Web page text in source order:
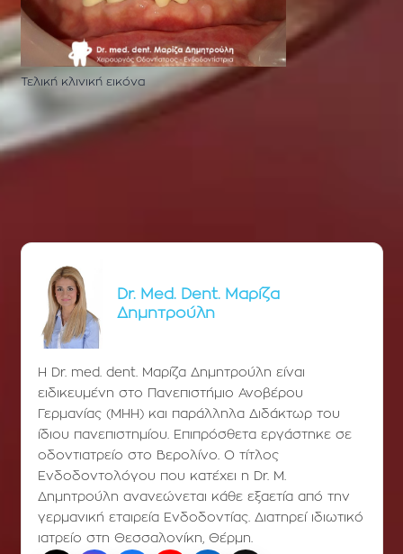
Τελική κλινική εικόνα
Dr. Med. Dent. Μαρίζα
Δημητρούλη
Η Dr. med. dent. Μαρίζα Δημητρούλη είναι
ειδικευμένη στο Πανεπιστήμιο Ανοβέρου
Γερμανίας (ΜΗΗ) και παράλληλα Διδάκτωρ του
ίδιου πανεπιστημίου. Επιπρόσθετα εργάστηκε σε
οδοντιατρείο στο Βερολίνο. Ο τίτλος
Ενδοδοντολόγου που κατέχει η Dr. Μ.
Δημητρούλη ανανεώνεται κάθε εξαετία από την
γερμανική εταιρεία Ενδοδοντίας. Διατηρεί ιδιωτικό
ιατρείο στη Θεσσαλονίκη, Θέρμη.